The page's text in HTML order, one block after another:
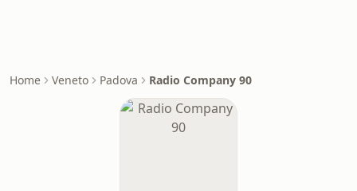
Home Veneto Padova Radio Company 90